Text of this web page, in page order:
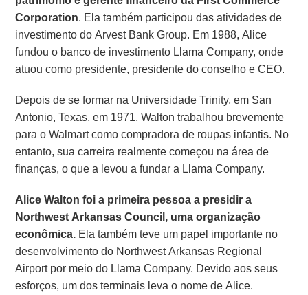
Corporation. Ela também participou das atividades de
investimento do Arvest Bank Group. Em 1988, Alice
fundou o banco de investimento Llama Company, onde
atuou como presidente, presidente do conselho e CEO.
Depois de se formar na Universidade Trinity, em San
Antonio, Texas, em 1971, Walton trabalhou brevemente
para o Walmart como compradora de roupas infantis. No
entanto, sua carreira realmente começou na área de
finanças, o que a levou a fundar a Llama Company.
Alice Walton foi a primeira pessoa a presidir a
Northwest Arkansas Council, uma organização
econômica. Ela também teve um papel importante no
desenvolvimento do Northwest Arkansas Regional
Airport por meio do Llama Company. Devido aos seus
esforços, um dos terminais leva o nome de Alice.